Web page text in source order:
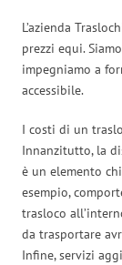
L’azienda
prezzi equi.
impegniamo a
accessibile.
I costi di un
Innanzitutto, la
è un elemento
esempio,
trasloco
da trasportare
Infine, servizi